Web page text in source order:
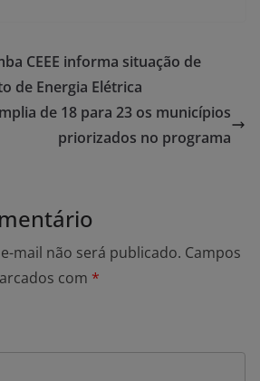
CEEE informa situação de
de Energia Elétrica
de 18 para 23 os municípios
priorizados no programa
mail não será publicado. Campos
com *